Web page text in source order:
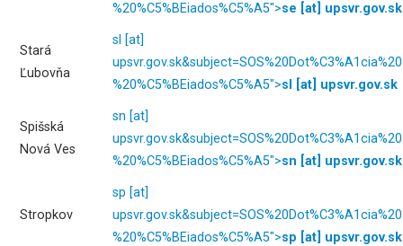
%20%C5%BEiados%C5%A5">se [at] upsvr.gov.sk
Stará
Ľubovňa
sl [at]
upsvr.gov.sk
%20%C5%BEiados%C5%A5">sl [at] upsvr.gov.sk
Spišská
Nová Ves
sn [at]
upsvr.gov.sk
%20%C5%BEiados%C5%A5">sn [at] upsvr.gov.sk
Stropkov
sp [at]
upsvr.gov.sk
%20%C5%BEiados%C5%A5">sp [at] upsvr.gov.sk